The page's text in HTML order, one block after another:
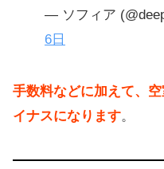
— ソフィア
6日
手数料などに加えて、
イナスになります。